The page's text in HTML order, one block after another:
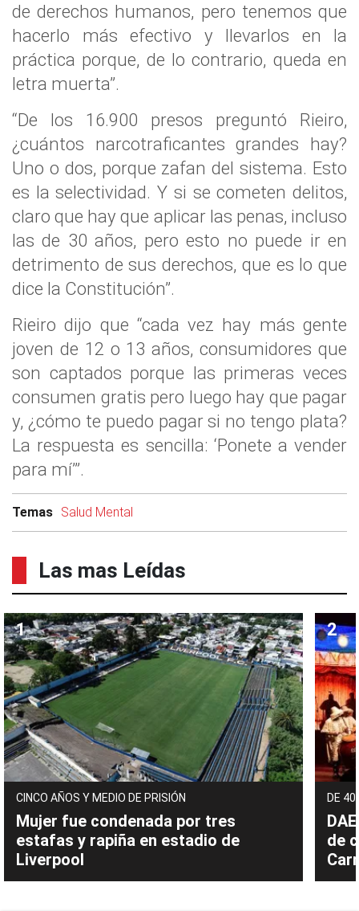
de derechos humanos, pero tenemos que
hacerlo más efectivo y llevarlos en la
práctica porque, de lo contrario, queda en
letra muerta”.
“De los 16.900 presos preguntó Rieiro,
¿cuántos narcotraficantes grandes hay?
Uno o dos, porque zafan del sistema. Esto
es la selectividad. Y si se cometen delitos,
claro que hay que aplicar las penas, incluso
las de 30 años, pero esto no puede ir en
detrimento de sus derechos, que es lo que
dice la Constitución”.
Rieiro dijo que “cada vez hay más gente
joven de 12 o 13 años, consumidores que
son captados porque las primeras veces
consumen gratis pero luego hay que pagar
y, ¿cómo te puedo pagar si no tengo plata?
La respuesta es sencilla: ‘Ponete a vender
para mí’”.
Temas Salud Mental
Las mas Leídas
CINCO AÑOS Y MEDIO DE PRISIÓN
Mujer fue condenada por tres
estafas y rapiña en estadio de
Liverpool
DE
de